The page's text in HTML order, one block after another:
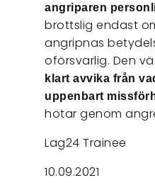
angriparen
brottslig endast
angripnas
oförsvarlig. Den
klart avvika från
uppenbart
hotar genom
Lag24 Trainee
10.09.2021